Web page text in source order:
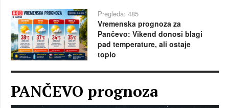
Pregleda: 485
Vremenska prognoza za
Pančevo: Vikend donosi blagi
pad temperature, ali ostaje
toplo
PANČEVO prognoza